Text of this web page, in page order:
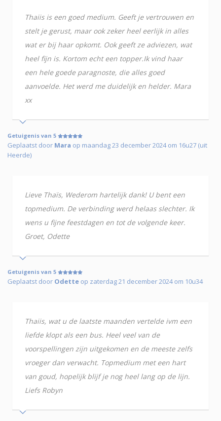
Thaiis is een goed medium. Geeft je vertrouwen en
stelt je gerust, maar ook zeker heel eerlijk in alles
wat er bij haar opkomt. Ook geeft ze adviezen, wat
heel fijn is. Kortom echt een topper.Ik vind haar
een hele goede paragnoste, die alles goed
aanvoelde. Het werd me duidelijk en helder. Mara
xx
Getuigenis van 5
Geplaatst door Mara op maandag 23 december 2024 om 16u27 (uit
Heerde)
Lieve Thaïs, Wederom hartelijk dank! U bent een
topmedium. De verbinding werd helaas slechter. Ik
wens u fijne feestdagen en tot de volgende keer.
Groet, Odette
Getuigenis van 5
Geplaatst door Odette op zaterdag 21 december 2024 om 10u34
Thaiis, wat u de laatste maanden vertelde ivm een
liefde klopt als een bus. Heel veel van de
voorspellingen zijn uitgekomen en de meeste zelfs
vroeger dan verwacht. Topmedium met een hart
van goud, hopelijk blijf je nog heel lang op de lijn.
Liefs Robyn